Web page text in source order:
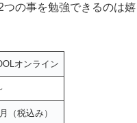
つの事を勉強できるのは
オンライン
（税込み）